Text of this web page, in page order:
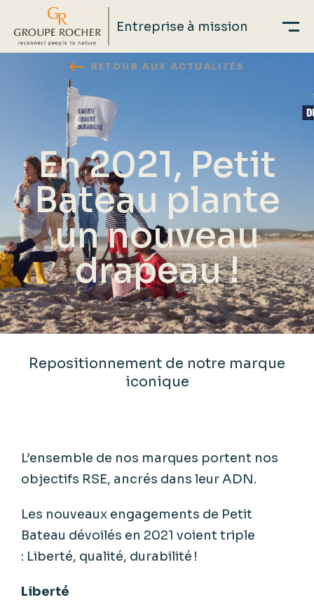
Aller
Entreprise à mission
RETOUR AUX ACTUALITÉS
En 2021, Petit
Bateau plante
un nouveau
drapeau !
Repositionnement de notre marque
iconique
L’ensemble de nos marques portent nos
objectifs RSE, ancrés dans leur ADN.
Les nouveaux engagements de Petit
Bateau dévoilés en 2021 voient triple
: Liberté, qualité, durabilité !
Liberté